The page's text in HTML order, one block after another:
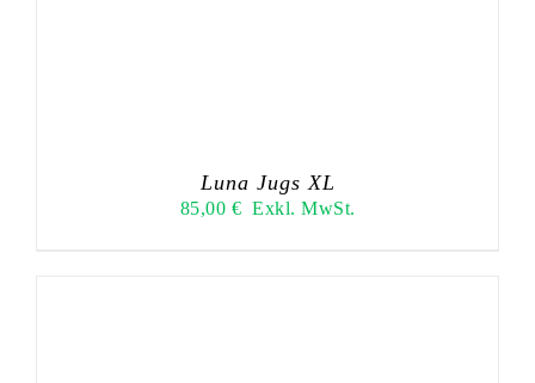
Luna Jugs XL
85,00 € Exkl. MwSt.